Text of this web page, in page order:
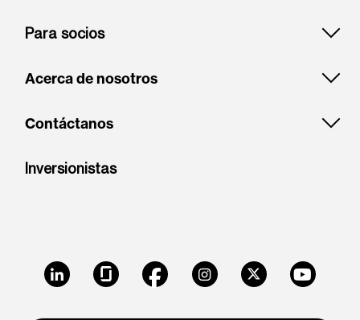
Para socios
Acerca de nosotros
Contáctanos
Inversionistas
LinkedIn GlassdoorFacebookInstagramX Youtube